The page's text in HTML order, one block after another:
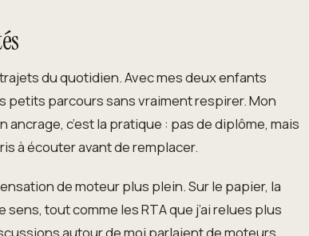
du quotidien. Avec mes deux enfants
petits parcours sans vraiment respirer. Mon
c’est la pratique : pas de diplôme, mais
à écouter avant de remplacer.
de moteur plus plein. Sur le papier, la
tout comme les RTA que j’ai relues plus